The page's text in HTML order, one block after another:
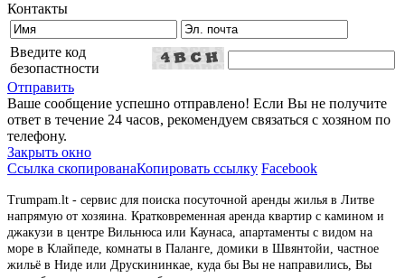
Контакты
Введите код
безопастности
Отправить
Ваше сообщение успешно отправлено! Если Вы не получите
ответ в течение 24 часов, рекомендуем связаться с хозяном по
телефону.
Закрыть окно
Ссылка скопированаКопировать ссылку Facebook
Trumpam.lt - сервис для поиска посуточной аренды жилья в Литве
напрямую от хозяина. Кратковременная аренда квартир с камином и
джакузи в центре Вильнюса или Каунаса, апартаменты с видом на
море в Клайпеде, комнаты в Паланге, домики в Швянтойи, частное
жильё в Ниде или Друскининкае, куда бы Вы не направились, Вы